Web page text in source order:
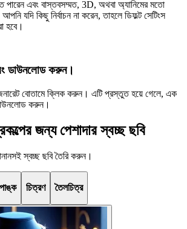
এবং বাস্তবসম্মত, 3D, অথবা অ্যানিমের মতো
যদি কিছু নির্বাচন না করেন, তাহলে ডিফল্ট সেটিংস
হবে।
ডাউনলোড করুন।
বোতামে ক্লিক করুন। এটি প্রস্তুত হয়ে গেলে, এক
করুন।
জন্য পেশাদার স্বচ্ছ ছবি
স্বচ্ছ ছবি তৈরি করুন।
চিত্রণ তৈলচিত্র